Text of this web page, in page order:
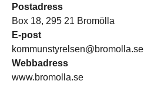
Postadress
Box 18, 295 21 Bromölla
E-post
kommunstyrelsen@bromolla.se
Webbadress
www.bromolla.se